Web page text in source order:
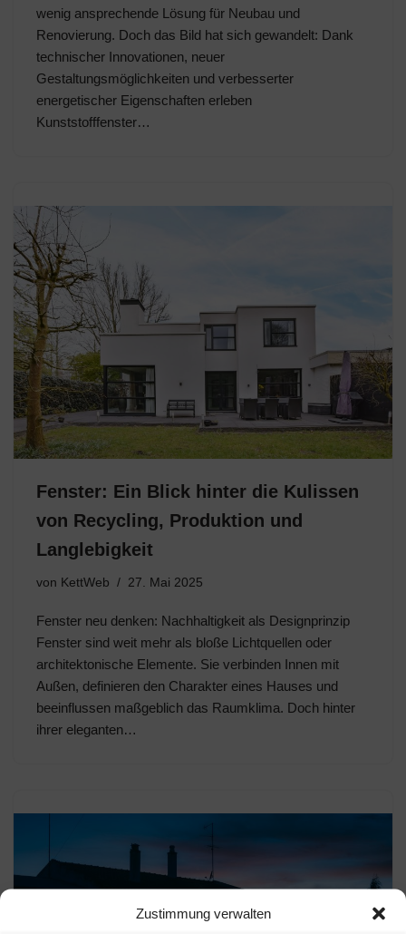
Zustimmung verwalten
wenig ansprechende Lösung für Neubau und
Renovierung. Doch das Bild hat sich gewandelt: Dank
technischer Innovationen, neuer
Gestaltungsmöglichkeiten und verbesserter
energetischer Eigenschaften erleben
Kunststofffenster…
Fenster: Ein Blick hinter die Kulissen
von Recycling, Produktion und
Langlebigkeit
von KettWeb 27. Mai 2025
Fenster neu denken: Nachhaltigkeit als Designprinzip
Fenster sind weit mehr als bloße Lichtquellen oder
architektonische Elemente. Sie verbinden Innen mit
Außen, definieren den Charakter eines Hauses und
beeinflussen maßgeblich das Raumklima. Doch hinter
ihrer eleganten…